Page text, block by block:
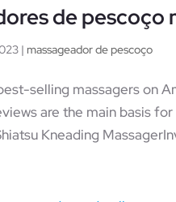
de
| massageador de pescoço
selling massagers on
are the main basis
Kneading